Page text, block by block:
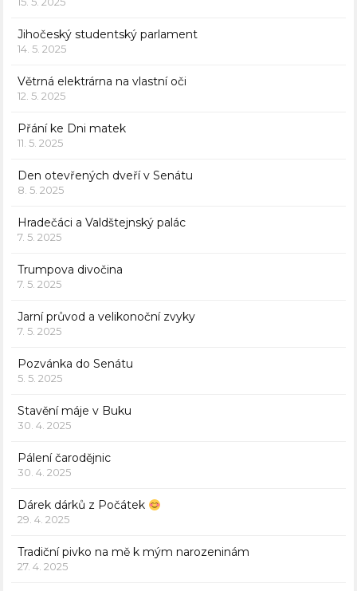
Jihočeský studentský parlament
14. 5. 2025
Větrná elektrárna na vlastní oči
12. 5. 2025
Přání ke Dni matek
11. 5. 2025
Den otevřených dveří v Senátu
8. 5. 2025
Hradečáci a Valdštejnský palác
7. 5. 2025
Trumpova divočina
7. 5. 2025
Jarní průvod a velikonoční zvyky
7. 5. 2025
Pozvánka do Senátu
5. 5. 2025
Stavění máje v Buku
30. 4. 2025
Pálení čarodějnic
30. 4. 2025
Dárek dárků z Počátek
29. 4. 2025
Tradiční pivko na mě k mým narozeninám
27. 4. 2025